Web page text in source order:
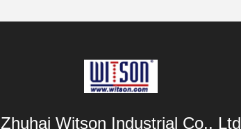
Zhuhai Witson Industrial Co., Ltd